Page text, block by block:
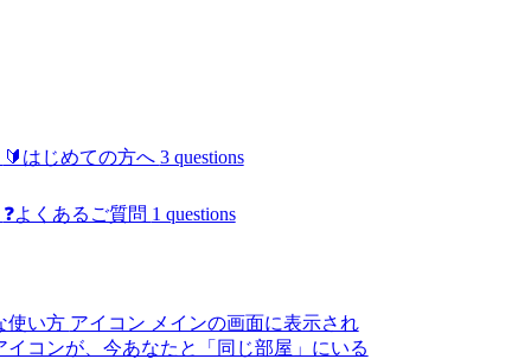
🔰はじめての方へ 3 questions
❓よくあるご質問 1 questions
使い方 アイコン メインの画面に表示され
イコンが、今あなたと「同じ部屋」にいる